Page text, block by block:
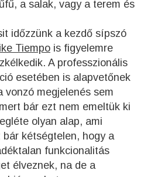
a salak, vagy a terem és
időzzünk a kezdő sípszó
Tiempo is figyelemre
A professzionális
esetében is alapvetőnek
vonzó megjelenés sem
bár ezt nem emeltük ki
olyan alap, ami
kétségtelen, hogy a
funkcionalitás
élveznek, na de a